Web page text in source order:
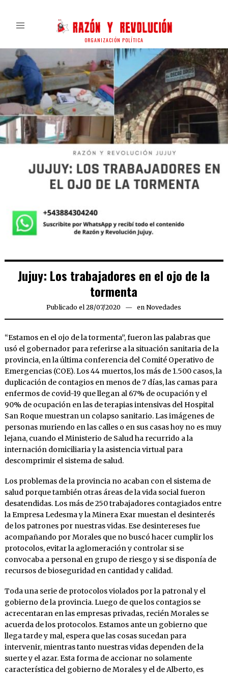
ORGANIZACIÓN POLÍTICA
Jujuy: Los trabajadores en el ojo de la
tormenta
Publicado el 28/07/2020 28/07/2020
en Novedades
“Estamos en el ojo de la tormenta”, fueron las palabras que
usó el gobernador para referirse a la situación sanitaria de la
provincia, en la última conferencia del Comité Operativo de
Emergencias (COE). Los 44 muertos, los más de 1.500 casos, la
duplicación de contagios en menos de 7 días, las camas para
enfermos de covid-19 que llegan al 67% de ocupación y el
90% de ocupación en las de terapias intensivas del Hospital
San Roque muestran un colapso sanitario. Las imágenes de
personas muriendo en las calles o en sus casas hoy no es muy
lejana, cuando el Ministerio de Salud ha recurrido a la
internación domiciliaria y la asistencia virtual para
descomprimir el sistema de salud.
Los problemas de la provincia no acaban con el sistema de
salud porque también otras áreas de la vida social fueron
desatendidas. Los más de 250 trabajadores contagiados entre
la Empresa Ledesma y la Minera Exar muestan el desinterés
de los patrones por nuestras vidas. Ese desintereses fue
acompañando por Morales que no buscó hacer cumplir los
protocolos, evitar la aglomeración y controlar si se
convocaba a personal en grupo de riesgo y si se disponía de
recursos de bioseguridad en cantidad y calidad.
Toda una serie de protocolos violados por la patronal y el
gobierno de la provincia. Luego de que los contagios se
acrecentaran en las empresas privadas, recién Morales se
acuerda de los protocolos. Estamos ante un gobierno que
llega tarde y mal, espera que las cosas sucedan para
intervenir, mientras tanto nuestras vidas dependen de la
suerte y el azar. Esta forma de accionar no solamente
característica del gobierno de Morales y el de Alberto, es